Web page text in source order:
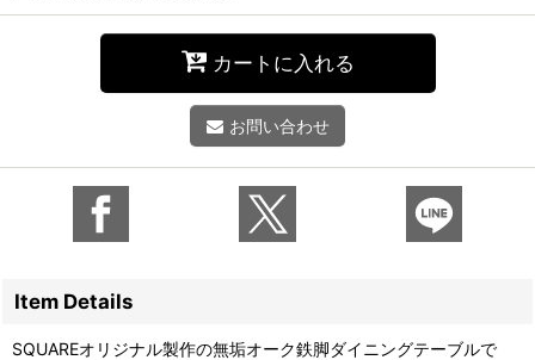
カートに入れる
お問い合わせ
Item Details
SQUAREオリジナル製作の無垢オーク鉄脚ダイニングテーブルで